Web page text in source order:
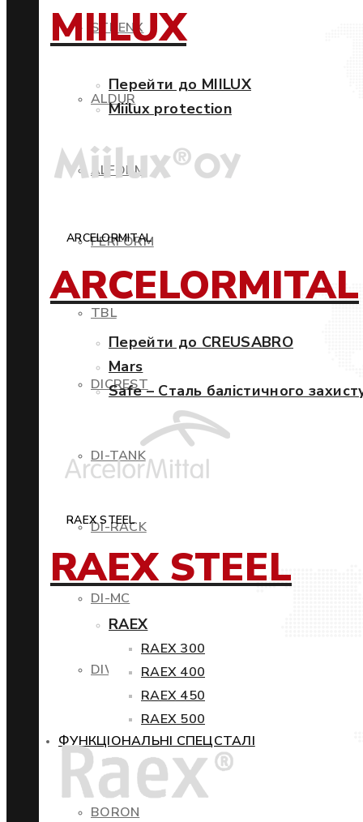
STRENX
ALDUR
ALFORM
PERFORM
TBL
DICREST
DI-TANK
DI-RACK
DI-MC
DIWIND
ФУНКЦІОНАЛЬНІ СПЕЦСТАЛІ
BORON
MIILUX
Перейти до MIILUX
Miilux protection
ARCELORMITAL
ARCELORMITAL
Перейти до CREUSABRO
Mars
Safe – Сталь балістичного
RAEX STEEL
RAEX STEEL
RAEX
RAEX 300
RAEX 400
RAEX 450
RAEX 500